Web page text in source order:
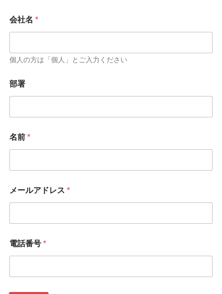
会社名 *
個人の方は「個人」とご入力ください
部署
署
*
名前 *
メールアドレス *
電話番号 *